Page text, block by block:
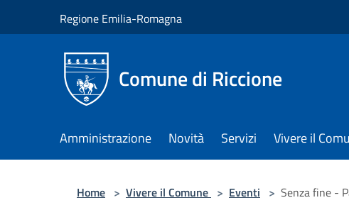
Regione Emilia-Romagna
Comune di Riccione
Amministrazione Novità Servizi Vivere il
Home > Vivere il Comune > Eventi > Senza fine -